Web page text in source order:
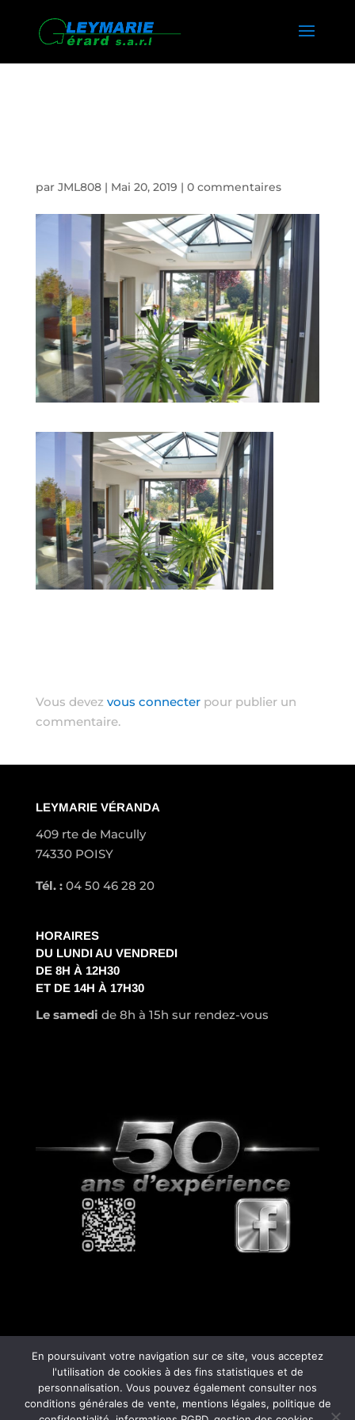
par JML808| Mai 20, 2019 | 0 commentaires
Vous devez vous connecterpour publier un
commentaire.
LEYMARIE VÉRANDA
409 rte de Macully
74330 POISY
Tél. :04 50 46 28 20
HORAIRES
DU LUNDI AU VENDREDI
DE 8H À 12H30
ET DE 14H À 17H30
Le samedi de 8h à 15h sur rendez-vous
© Copyright808- 2026 - Mentions Légales –
RGPD – Protection de la vie privée – Gestion
En poursuivant votre navigation sur ce site, vous acceptez
l'utilisation de cookies à des fins statistiques et de
personnalisation. Vous pouvez également consulter nos
conditions générales de vente, mentions légales, politique de